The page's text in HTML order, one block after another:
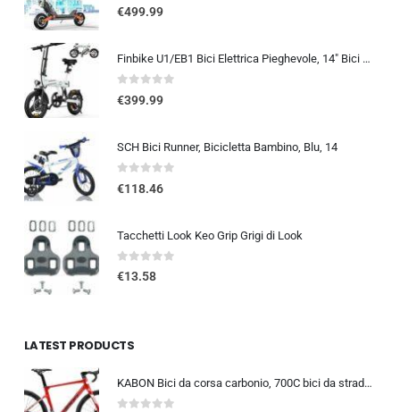
0out of 5
€499.99
Finbike U1/EB1 Bici Elettrica Pieghevole, 14″ Bici Elettrica da 280.8 WH Batteria, Autonomia di 40 KM, Motore 250W, E-Bike…
0out of 5
€399.99
SCH Bici Runner, Bicicletta Bambino, Blu, 14
0out of 5
€118.46
Tacchetti Look Keo Grip Grigi di Look
0out of 5
€13.58
LATEST PRODUCTS
KABON Bici da corsa carbonio, 700C bici da strada T800 Completamente carbonio con Shimano 105 R7000 22 velocità 8.1 KG Leg…